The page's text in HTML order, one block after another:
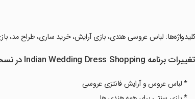
‏کلیدواژه‌ها: لباس عروسی هندی، بازی آرایش، خرید ساری، طراح مد،
تغییرات برنامه Indian Wedding Dress Shopping در نسخه جدید
* لباس عروس و آرایش فانتزی عروسی